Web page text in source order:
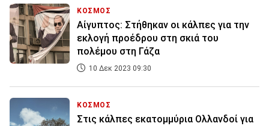
ΚΟΣΜΟΣ
Αίγυπτος: Στήθηκαν οι κάλπες για την
εκλογή προέδρου στη σκιά του
πολέμου στη Γάζα
10 Δεκ 2023 09:30
ΚΟΣΜΟΣ
Στις κάλπες εκατομμύρια Ολλανδοί για